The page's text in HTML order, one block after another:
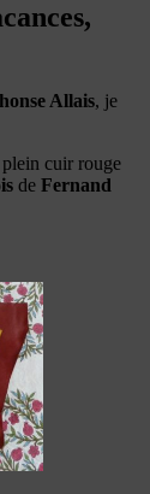
Allais, je
cuir rouge
de Fernand